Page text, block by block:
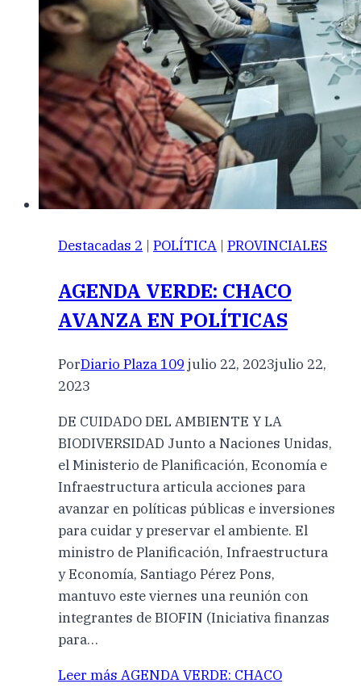
Destacadas 2 | POLÍTICA | PROVINCIALES
AGENDA VERDE: CHACO
AVANZA EN POLÍTICAS
PorDiario Plaza 109 julio 22, 2023julio 22,
2023
DE CUIDADO DEL AMBIENTE Y LA
BIODIVERSIDAD Junto a Naciones Unidas,
el Ministerio de Planificación, Economía e
Infraestructura articula acciones para
avanzar en políticas públicas e inversiones
para cuidar y preservar el ambiente. El
ministro de Planificación, Infraestructura
y Economía, Santiago Pérez Pons,
mantuvo este viernes una reunión con
integrantes de BIOFIN (Iniciativa finanzas
para…
Leer más AGENDA VERDE: CHACO